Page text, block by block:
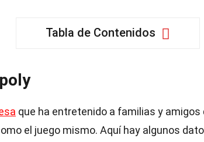
Tabla de Contenidos
que ha entretenido a familias y
el juego mismo. Aquí hay algunos